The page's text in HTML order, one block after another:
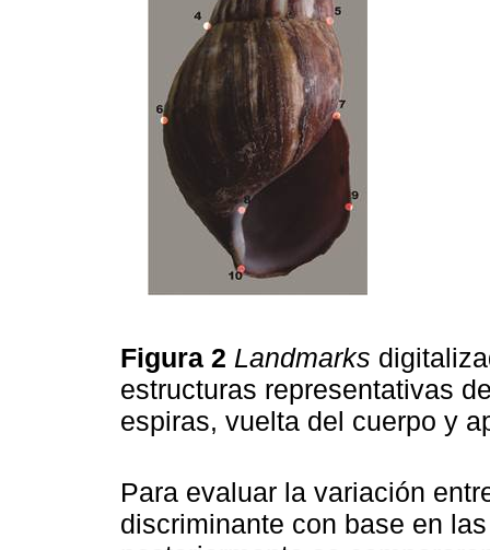
Figura 2 Landmarks
estructuras representativas
espiras, vuelta del cuerpo y
Para evaluar la variación
discriminante con base en